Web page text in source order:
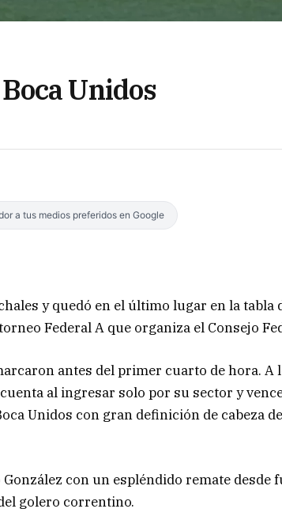
Unidos
a tus medios preferidos en Google
y quedó en el último lugar en la tabla
Federal A que organiza el Consejo
antes del primer cuarto de hora. A
al ingresar solo por su sector y
Unidos con gran definición de cabeza
con un espléndido remate desde
golero correntino.